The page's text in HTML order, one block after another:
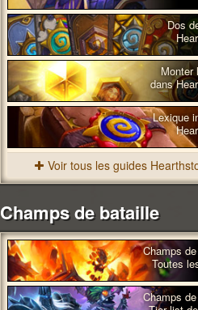
Dos
Monter
dans
Lexique
Voir tous les guides
Champs de bataille
Champs
Toutes
Champs